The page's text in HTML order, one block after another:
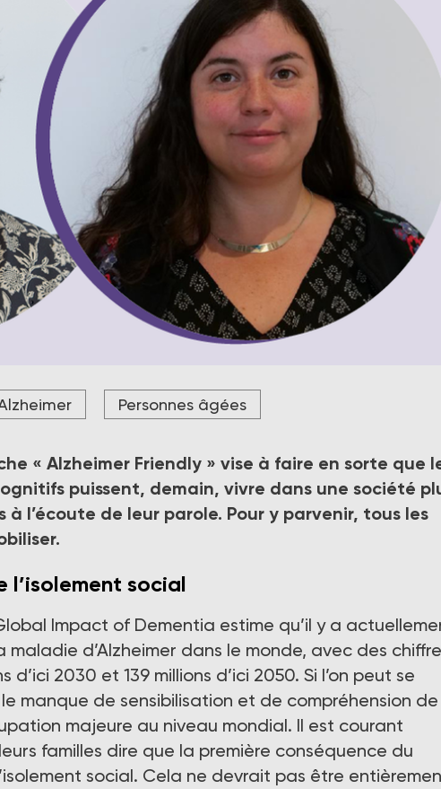
la société pour qu’elle soit plus accueillante et inclusive
et d’autres formes de démence », soulignent Christine
Personnes âgées
« Alzheimer Friendly » vise à faire en sorte que
puissent, demain, vivre dans une société
l’écoute de leur parole. Pour y parvenir, tous les
social
Impact of Dementia estime qu’il y a
d’Alzheimer dans le monde, avec des
2030 et 139 millions d’ici 2050. Si l’on peut se
manque de sensibilisation et de compréhension
majeure au niveau mondial. Il est courant
familles dire que la première conséquence du
social. Cela ne devrait pas être